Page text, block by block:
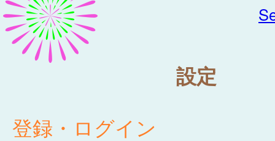
設定
登録・ログイン